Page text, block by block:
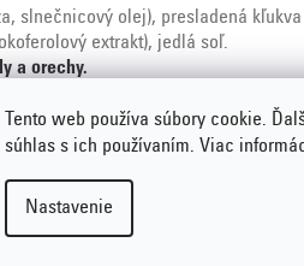
Tento web používa súbory cookie.
súhlas s ich používaním. Viac
Nastavenie
slnečnicový olej), presladená
extrakt), jedlá soľ.
a orechy.
tuku , Bez hrozienok